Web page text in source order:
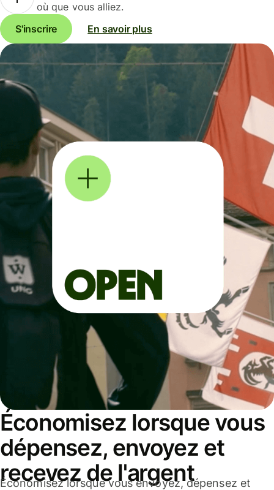
où que vous alliez.
S'inscrire
En savoir plus
Économisez lorsque vous
dépensez, envoyez et
recevez de l'argent
Économisez lorsque vous envoyez, dépensez et